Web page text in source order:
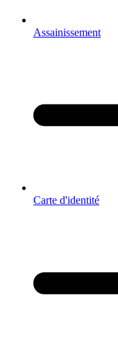
Assainissement
Carte d'identité